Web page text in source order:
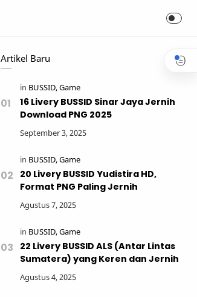
Artikel Baru
16 Livery BUSSID Sinar Jaya Jernih
Download PNG 2025
20 Livery BUSSID Yudistira HD,
Format PNG Paling Jernih
22 Livery BUSSID ALS (Antar Lintas
Sumatera) yang Keren dan Jernih